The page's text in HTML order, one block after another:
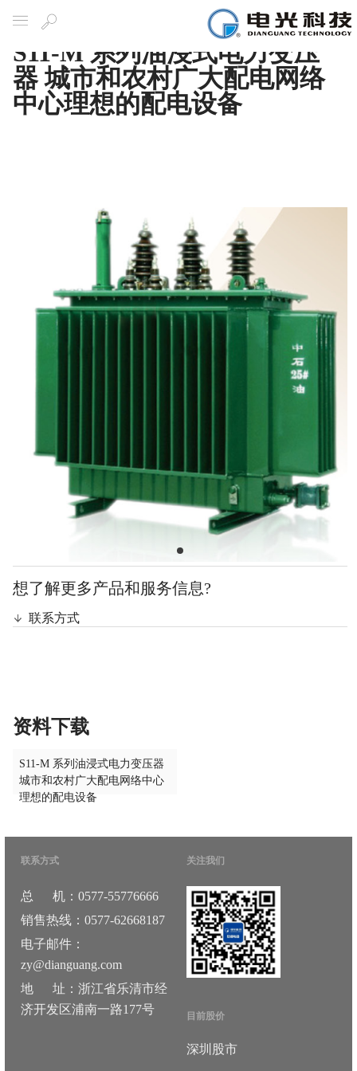
导航
搜
索
S11-M 系列油浸式电力变压
器 城市和农村广大配电网络
中心理想的配电设备
想了解更多产品和服务信息?
联系方式
资料下载
S11-M 系列油浸式电力变压器
城市和农村广大配电网络中心
理想的配电设备
联系方式
总 机：0577-55776666
销售热线：0577-62668187
电子邮件：
zy@dianguang.com
地 址：浙江省乐清市经
济开发区浦南一路177号
关注我们
目前股价
深圳股市